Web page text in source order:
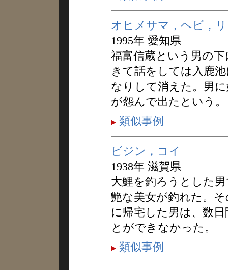
オヒメサマ，ヘビ，
1995年 愛知県
福富信蔵という男の
きて話をしては入鹿
なりして消えた。男
が怨んで出たという。
類似事例
ビジン，コイ
1938年 滋賀県
大鯉を釣ろうとした
艶な美女が釣れた。
に帰宅した男は、数
とができなかった。
類似事例